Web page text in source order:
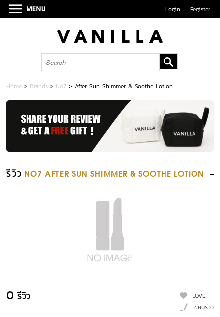
Login Register
Home > Brands > No7 >After Sun Shimmer & Soothe Lotion
รีวิว NO7 AFTER SUN SHIMMER & SOOTHE LOTION
0 รีวิว
LOVE
เขียนรีวิว